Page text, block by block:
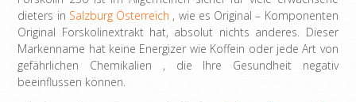
dieters in Salzburg Österreich , wie es Original – Komponenten
Original Forskolinextrakt hat, absolut nichts anderes. Dieser
Markenname hat keine Energizer wie Koffein oder jede Art von
gefährlichen Chemikalien , die Ihre Gesundheit negativ
beeinflussen können.